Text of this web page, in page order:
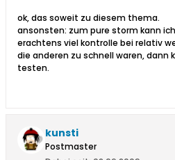
ok, das soweit zu diesem thema.
ansonsten: zum pure storm kann
erachtens viel kontrolle bei relativ
die anderen zu schnell waren, dann
testen.
kunsti
Postmaster